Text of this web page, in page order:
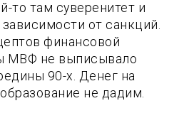
то там суверенитет и
от санкций.
финансовой
МВФ не выписывало
90-х. Денег на
не дадим.